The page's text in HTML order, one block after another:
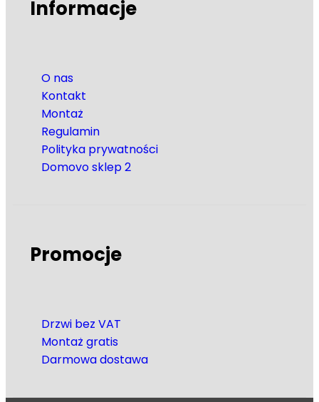
Informacje
O nas
Kontakt
Montaż
Regulamin
Polityka prywatności
Domovo sklep 2
Promocje
Drzwi bez VAT
Montaż gratis
Darmowa dostawa